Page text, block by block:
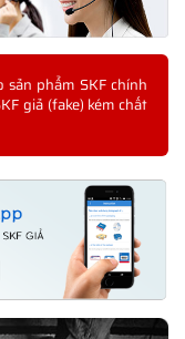
phẩm SKF chính
giả (fake) kém chất